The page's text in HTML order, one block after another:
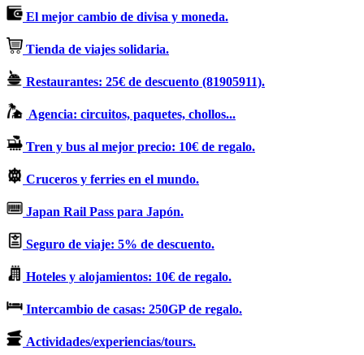
El mejor cambio de divisa y moneda.
Tienda de viajes solidaria.
Restaurantes: 25€ de descuento (81905911).
Agencia: circuitos, paquetes, chollos...
Tren y bus al mejor precio: 10€ de regalo.
Cruceros y ferries en el mundo.
Japan Rail Pass para Japón.
Seguro de viaje: 5% de descuento.
Hoteles y alojamientos: 10€ de regalo.
Intercambio de casas: 250GP de regalo.
Actividades/experiencias/tours.